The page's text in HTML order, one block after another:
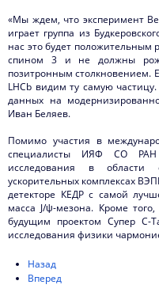
«Мы ждем, что эксперимент
играет группа из
нас это будет положительным
спином 3 и не должны
позитронным столкновением.
LHCb видим ту самую
данных на
Иван Беляев.
Помимо участия в
специалисты ИЯФ СО
исследования в области
ускорительных комплексах
детекторе КЕДР с самой
масса J/ψ-мезона. Кроме
будущим проектом Супер C-
исследования физики
Назад
Вперед